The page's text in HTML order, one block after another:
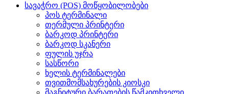
სავაჭრო (POS) მოწყობილობები
პოს ტერმინალი
თერმული პრინტერი
ბარკოდ პრინტერი
ბარკოდ სკანერი
ფულის უჯრა
სასწორი
ხელის ტერმინალები
თვითმომსახურების კიოსკი
მაგნიტური ბარათების წამკითხველი